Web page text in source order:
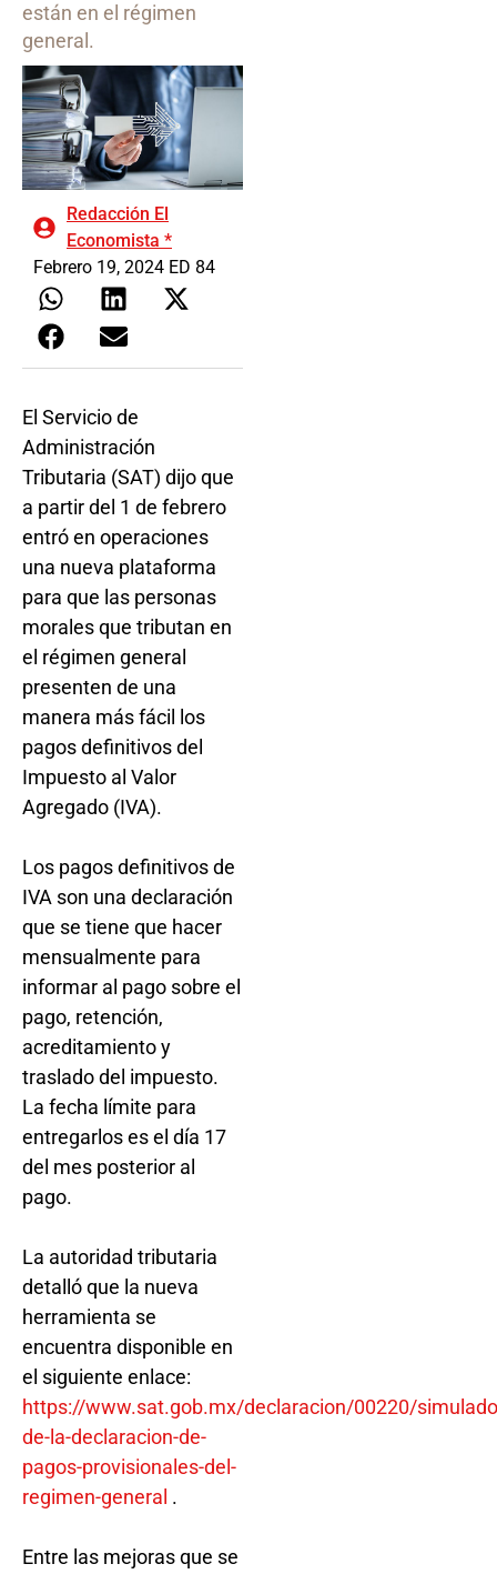
están en el régimen
general.
Redacción El
Economista *
Febrero 19, 2024 ED 84
El Servicio de
Administración
Tributaria (SAT) dijo que
a partir del 1 de febrero
entró en operaciones
una nueva plataforma
para que las personas
morales que tributan en
el régimen general
presenten de una
manera más fácil los
pagos definitivos del
Impuesto al Valor
Agregado (IVA).
Los pagos definitivos de
IVA son una declaración
que se tiene que hacer
mensualmente para
informar al pago sobre el
pago, retención,
acreditamiento y
traslado del impuesto.
La fecha límite para
entregarlos es el día 17
del mes posterior al
pago.
La autoridad tributaria
detalló que la nueva
herramienta se
encuentra disponible en
el siguiente enlace:
https://www.sat.gob.mx/declaracion/00220/
de-la-declaracion-de-
pagos-provisionales-del-
regimen-general .
Entre las mejoras que se